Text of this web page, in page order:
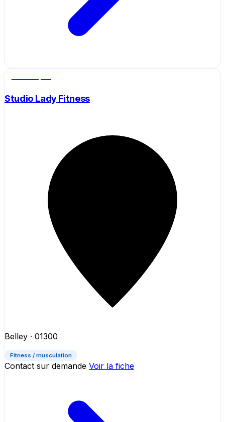
Studio Lady Fitness
Belley · 01300
Fitness / musculation
Contact sur demande Voir la fiche